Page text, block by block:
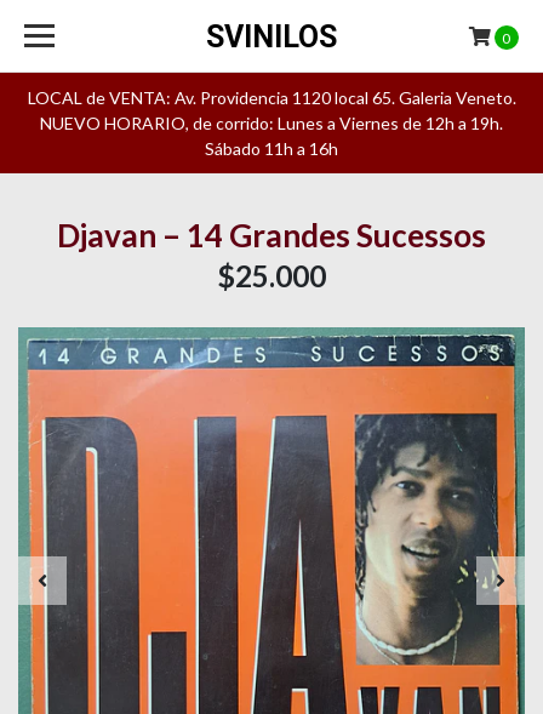
LOCAL de VENTA: Av. Providencia 1120 local 65. Galeria Veneto.
NUEVO HORARIO, de corrido: Lunes a Viernes de 12h a 19h.
Sábado 11h a 16h
SVINILOS 0
Djavan – 14 Grandes Sucessos
$25.000